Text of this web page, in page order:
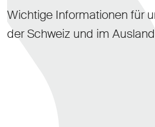
Wichtige Informationen für
der Schweiz und im